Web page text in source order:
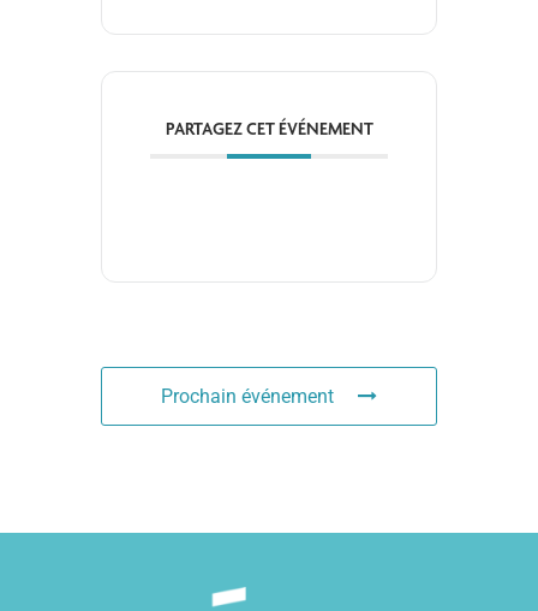
PARTAGEZ CET ÉVÉNEMENT
Prochain événement